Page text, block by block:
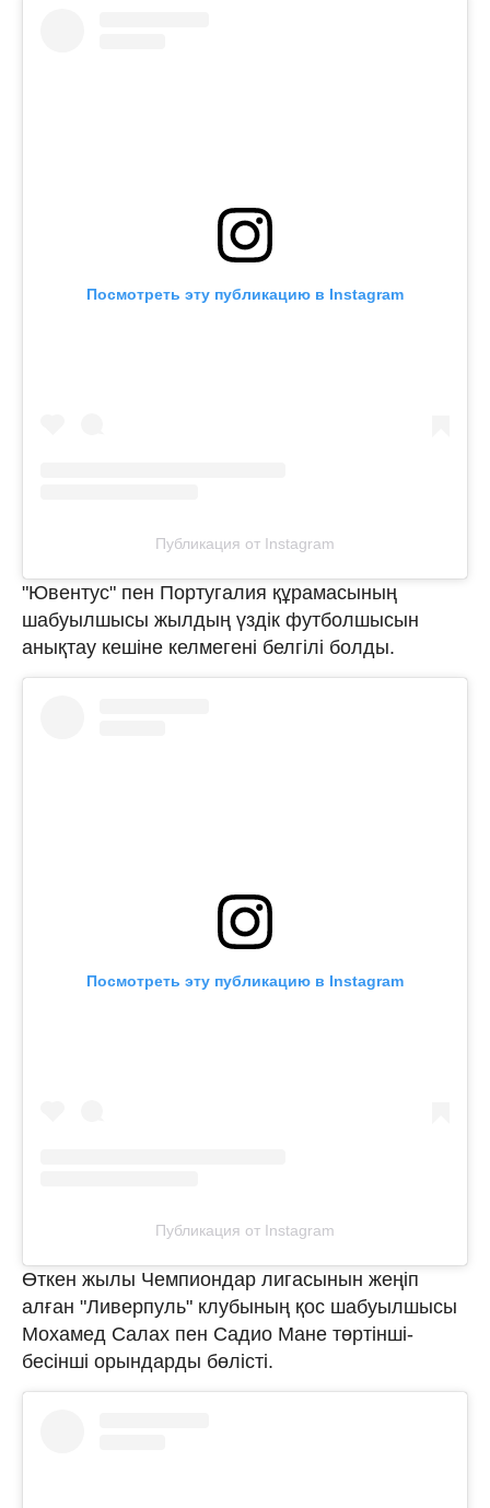
Посмотреть эту публикацию в Instagram
Публикация от Instagram
"Ювентус" пен Португалия құрамасының
шабуылшысы жылдың үздік футболшысын
анықтау кешіне келмегені белгілі болды.
Посмотреть эту публикацию в Instagram
Публикация от Instagram
Өткен жылы Чемпиондар лигасынын жеңіп
алған "Ливерпуль" клубының қос шабуылшысы
Мохамед Салах пен Садио Мане төртінші-
бесінші орындарды бөлісті.